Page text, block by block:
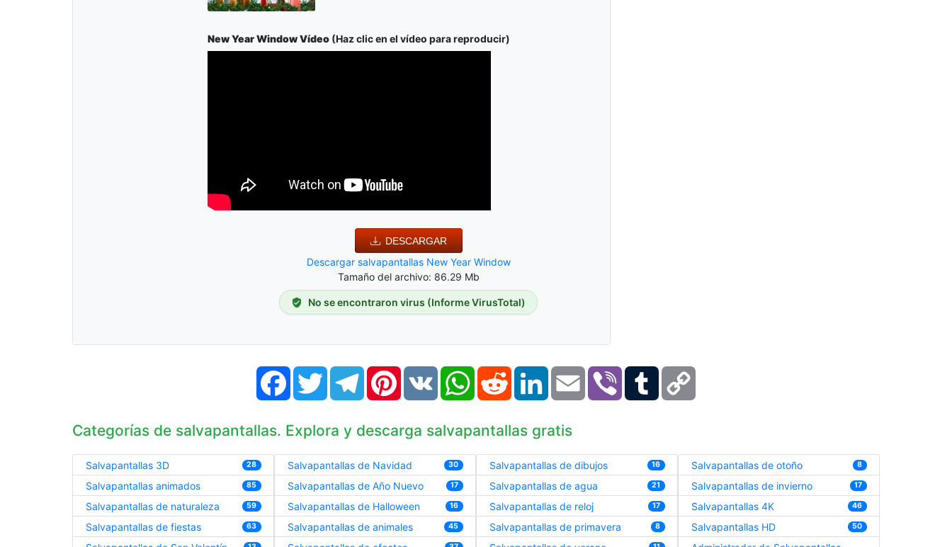
New Year Window Vídeo(Haz clic en el vídeo para reproducir)
DESCARGAR
Descargar salvapantallas New Year Window
Tamaño del archivo: 86.29 Mb
No se encontraron virus (Informe VirusTotal)
FacebookTwitter TelegramPinterestVK WhatsAppReddit LinkedIn Email Viber Tumblr
Categorías de salvapantallas. Explora y descarga salvapantallas gratis
Salvapantallas 3D 28
Salvapantallas animados 85
Salvapantallas de naturaleza 59
Salvapantallas de fiestas 63
Salvapantallas de Navidad 30
Salvapantallas de Año Nuevo 17
Salvapantallas de Halloween 16
Salvapantallas de animales 45
Salvapantallas de dibujos 16
Salvapantallas de agua 21
Salvapantallas de reloj 17
Salvapantallas de primavera 8
Salvapantallas de otoño 8
Salvapantallas de invierno 17
Salvapantallas 4K 46
Salvapantallas HD 50